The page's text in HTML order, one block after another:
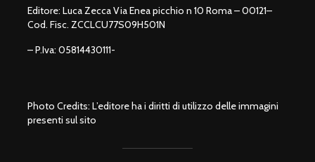
Editore: Luca Zecca Via Enea picchio n 10 Roma – 00121–
Cod. Fisc. ZCCLCU77S09H501N
– P.Iva: 05814430111-
Photo Credits: L’editore ha i diritti di utilizzo delle immagini
presenti sul sito